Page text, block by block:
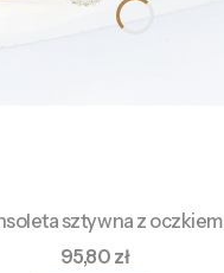
sztywna z oczkiem
Cena
95,80 zł